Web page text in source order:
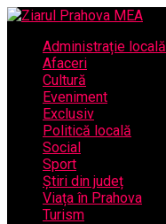
Administrație locală
Afaceri
Cultură
Eveniment
Exclusiv
Politică locală
Social
Sport
Știri din județ
Viața în Prahova
Turism